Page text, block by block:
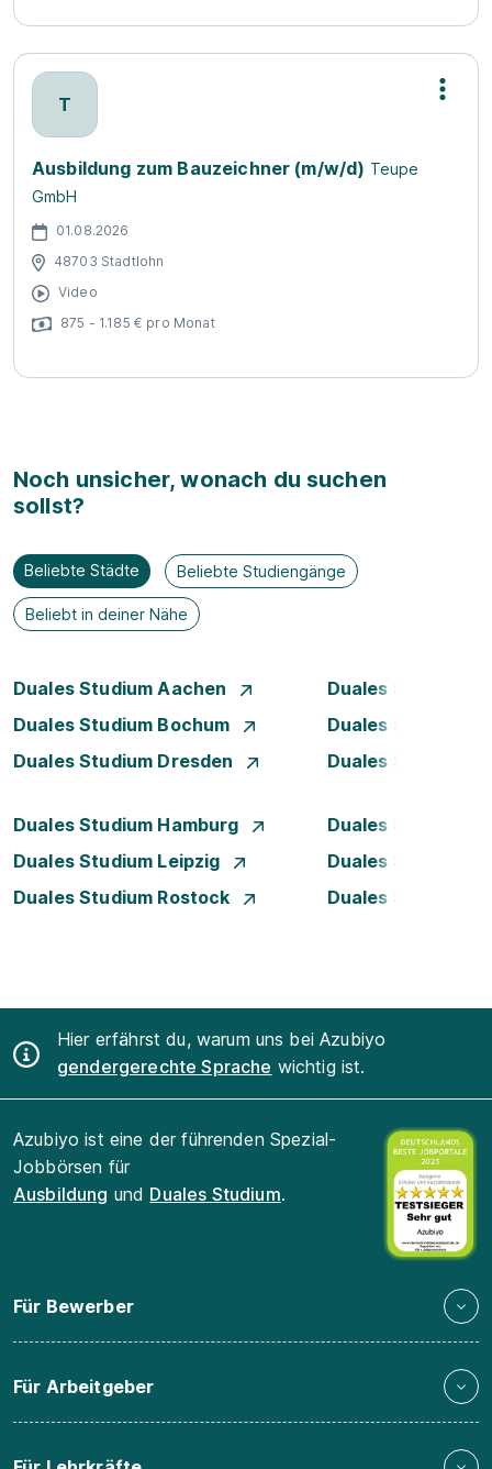
T
Ausbildung zum Bauzeichner (m/w/d) Teupe
GmbH
01.08.2026
48703 Stadtlohn
Video
875 - 1.185 € pro Monat
Noch unsicher, wonach du suchen
sollst?
Beliebte Städte Beliebte Studiengänge
Beliebt in deiner Nähe
Duales Studium Aachen
Duales Studium
Duales Studium Bochum
Duales Studium
Duales Studium Dresden
Duales Studium
Duales Studium Hamburg
Duales Studium
Duales Studium Leipzig
Duales Studium
Duales Studium Rostock
Duales Studium
Hier erfährst du, warum uns bei Azubiyo
gendergerechte Sprache wichtig ist.
Azubiyo ist eine der führenden Spezial-
Jobbörsen für
Ausbildung und Duales Studium.
Für Bewerber
Für Arbeitgeber